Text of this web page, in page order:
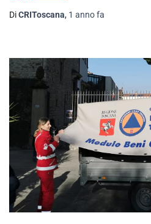
DiCRIToscana, 1 annofa